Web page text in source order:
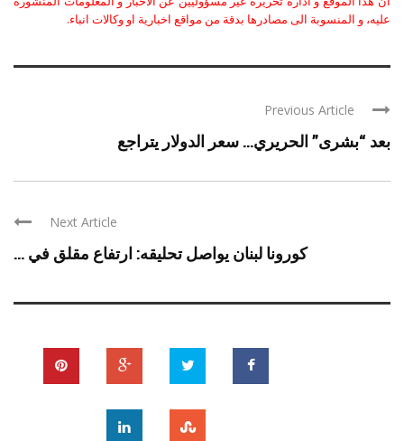
عليه، و المنسوبة الى مصادرها بدقة من مواقع اخبارية او وكالات انباء.
Previous Article
بعد “بشرى” الحريري… سعر الدولار يتراجع
Next Article
كورونا لبنان يواصل تحليقه: ارتفاع مقلق في ...